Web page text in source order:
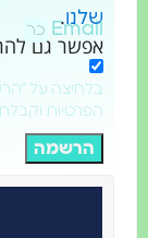
.
אפשר גם להרשם
Email
בלחיצה על "הרשמה"
הפרטיות וקבלת
הרשמה